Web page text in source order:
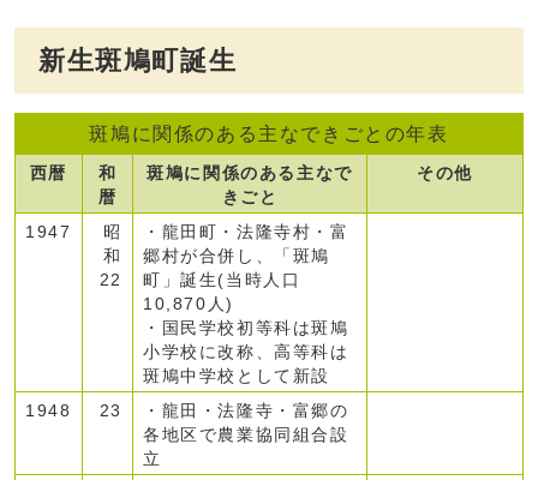
新生斑鳩町誕生
斑鳩に関係のある主なできごとの年表
西暦
和
暦
斑鳩に関係のある主なで
きごと
その他
1947
昭
和
22
・龍田町・法隆寺村・富
郷村が合併し、「斑鳩
町」誕生(当時人口
10,870人)
・国民学校初等科は斑鳩
小学校に改称、高等科は
斑鳩中学校として新設
1948
23
・龍田・法隆寺・富郷の
各地区で農業協同組合設
立